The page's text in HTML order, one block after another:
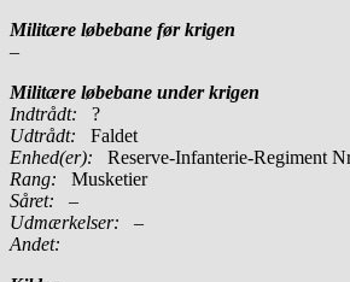
Militære løbebane før krigen
–
Militære løbebane under krigen
Indtrådt: ?
Udtrådt: Faldet
Enhed(er):
Reserve-Infanterie-Regiment
Rang:
Musketier
Såret: –
Udmærkelser: –
Andet: